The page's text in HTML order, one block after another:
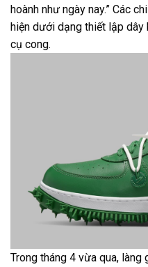
hoành như ngày nay.” Các
hiện dưới dạng thiết lập
cụ cong.
Trong tháng 4 vừa qua,